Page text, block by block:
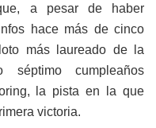
a pesar de haber
hace más de cinco
más laureado de la
séptimo cumpleaños
la pista en la que
victoria.